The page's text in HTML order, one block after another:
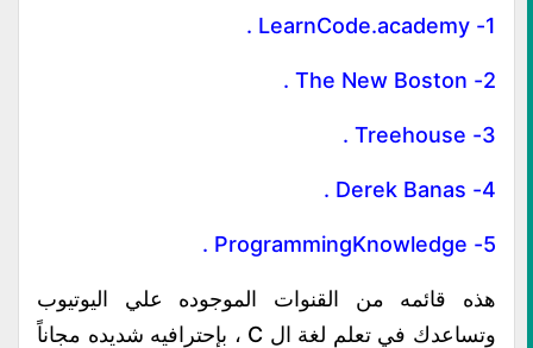
1-
LearnCode.academy
.
2-
The New Boston
.
3-
Treehouse
.
4-
Derek Banas
.
5-
ProgrammingKnowledge
.
هذه قائمه من القنوات الموجوده علي اليوتيوب
وتساعدك في تعلم لغة ال C ، بإحترافيه شديده مجاناً